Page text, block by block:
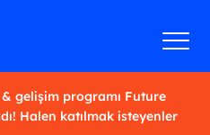
gelişim programı Future
Halen katılmak isteyenler